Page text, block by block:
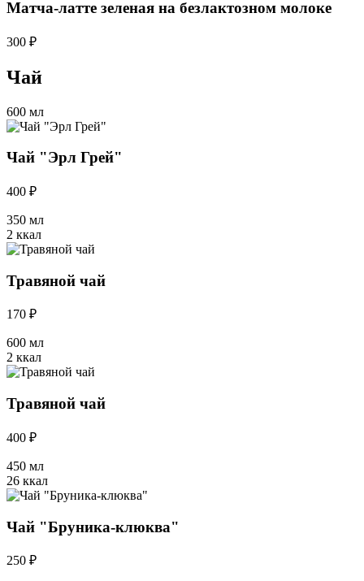
Матча-латте зеленая на безлактозном молоке
300 ₽
Чай
600 мл
Чай "Эрл Грей"
400 ₽
350 мл
2 ккал
Травяной чай
170 ₽
600 мл
2 ккал
Травяной чай
400 ₽
450 мл
26 ккал
Чай "Бруника-клюква"
250 ₽